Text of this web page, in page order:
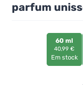
parfum
60 ml
40,99 €
Em stock